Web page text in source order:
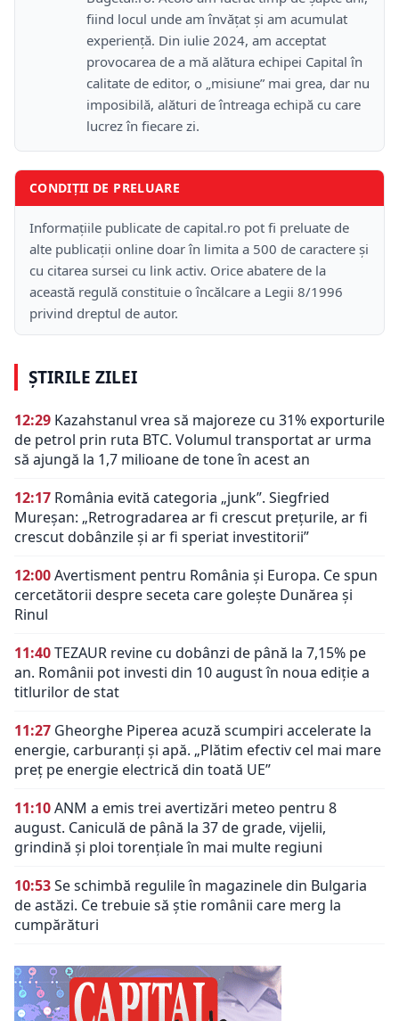
fiind locul unde am învățat și am acumulat
experiență. Din iulie 2024, am acceptat
provocarea de a mă alătura echipei Capital în
calitate de editor, o „misiune” mai grea, dar nu
imposibilă, alături de întreaga echipă cu care
lucrez în fiecare zi.
CONDIȚII DE PRELUARE
Informațiile publicate de capital.ro pot fi preluate de
alte publicații online doar în limita a 500 de caractere și
cu citarea sursei cu link activ. Orice abatere de la
această regulă constituie o încălcare a Legii 8/1996
privind dreptul de autor.
ȘTIRILE ZILEI
12:29 Kazahstanul vrea să majoreze cu 31% exporturile
de petrol prin ruta BTC. Volumul transportat ar urma
să ajungă la 1,7 milioane de tone în acest an
12:17 România evită categoria „junk”. Siegfried
Mureșan: „Retrogradarea ar fi crescut preţurile, ar fi
crescut dobânzile şi ar fi speriat investitorii”
12:00Avertisment pentru România și Europa. Ce spun
cercetătorii despre seceta care golește Dunărea și
Rinul
11:40TEZAUR revine cu dobânzi de până la 7,15% pe
an. Românii pot investi din 10 august în noua ediție a
titlurilor de stat
11:27 Gheorghe Piperea acuză scumpiri accelerate la
energie, carburanți și apă. „Plătim efectiv cel mai mare
preț pe energie electrică din toată UE”
11:10ANM a emis trei avertizări meteo pentru 8
august. Caniculă de până la 37 de grade, vijelii,
grindină și ploi torențiale în mai multe regiuni
10:53Se schimbă regulile în magazinele din Bulgaria
de astăzi. Ce trebuie să știe românii care merg la
cumpărături